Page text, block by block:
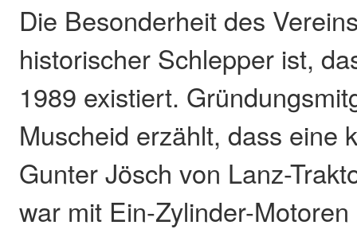
Die Besonderheit des
historischer Schlepper ist,
1989 existiert.
Muscheid erzählt, dass eine
Gunter Jösch von Lanz-
war mit Ein-Zylinder-